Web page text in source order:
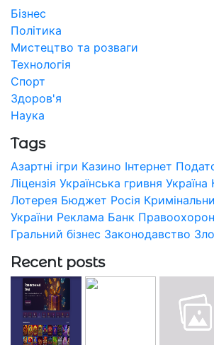
Бізнес
Політика
Мистецтво та розваги
Технологія
Спорт
Здоров'я
Наука
Tags
Азартні ігри Казино Інтернет
Ліцензія Українська гривня Україна
Лотерея Бюджет Росія
України Реклама Банк
Гральний бізнес Законодавство
Recent posts